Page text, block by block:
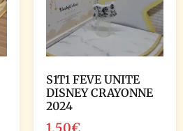
S1T1 FEVE UNITE
DISNEY CRAYONNE
2024